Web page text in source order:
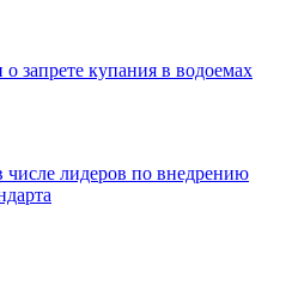
запрете купания в водоемах
числе лидеров по внедрению